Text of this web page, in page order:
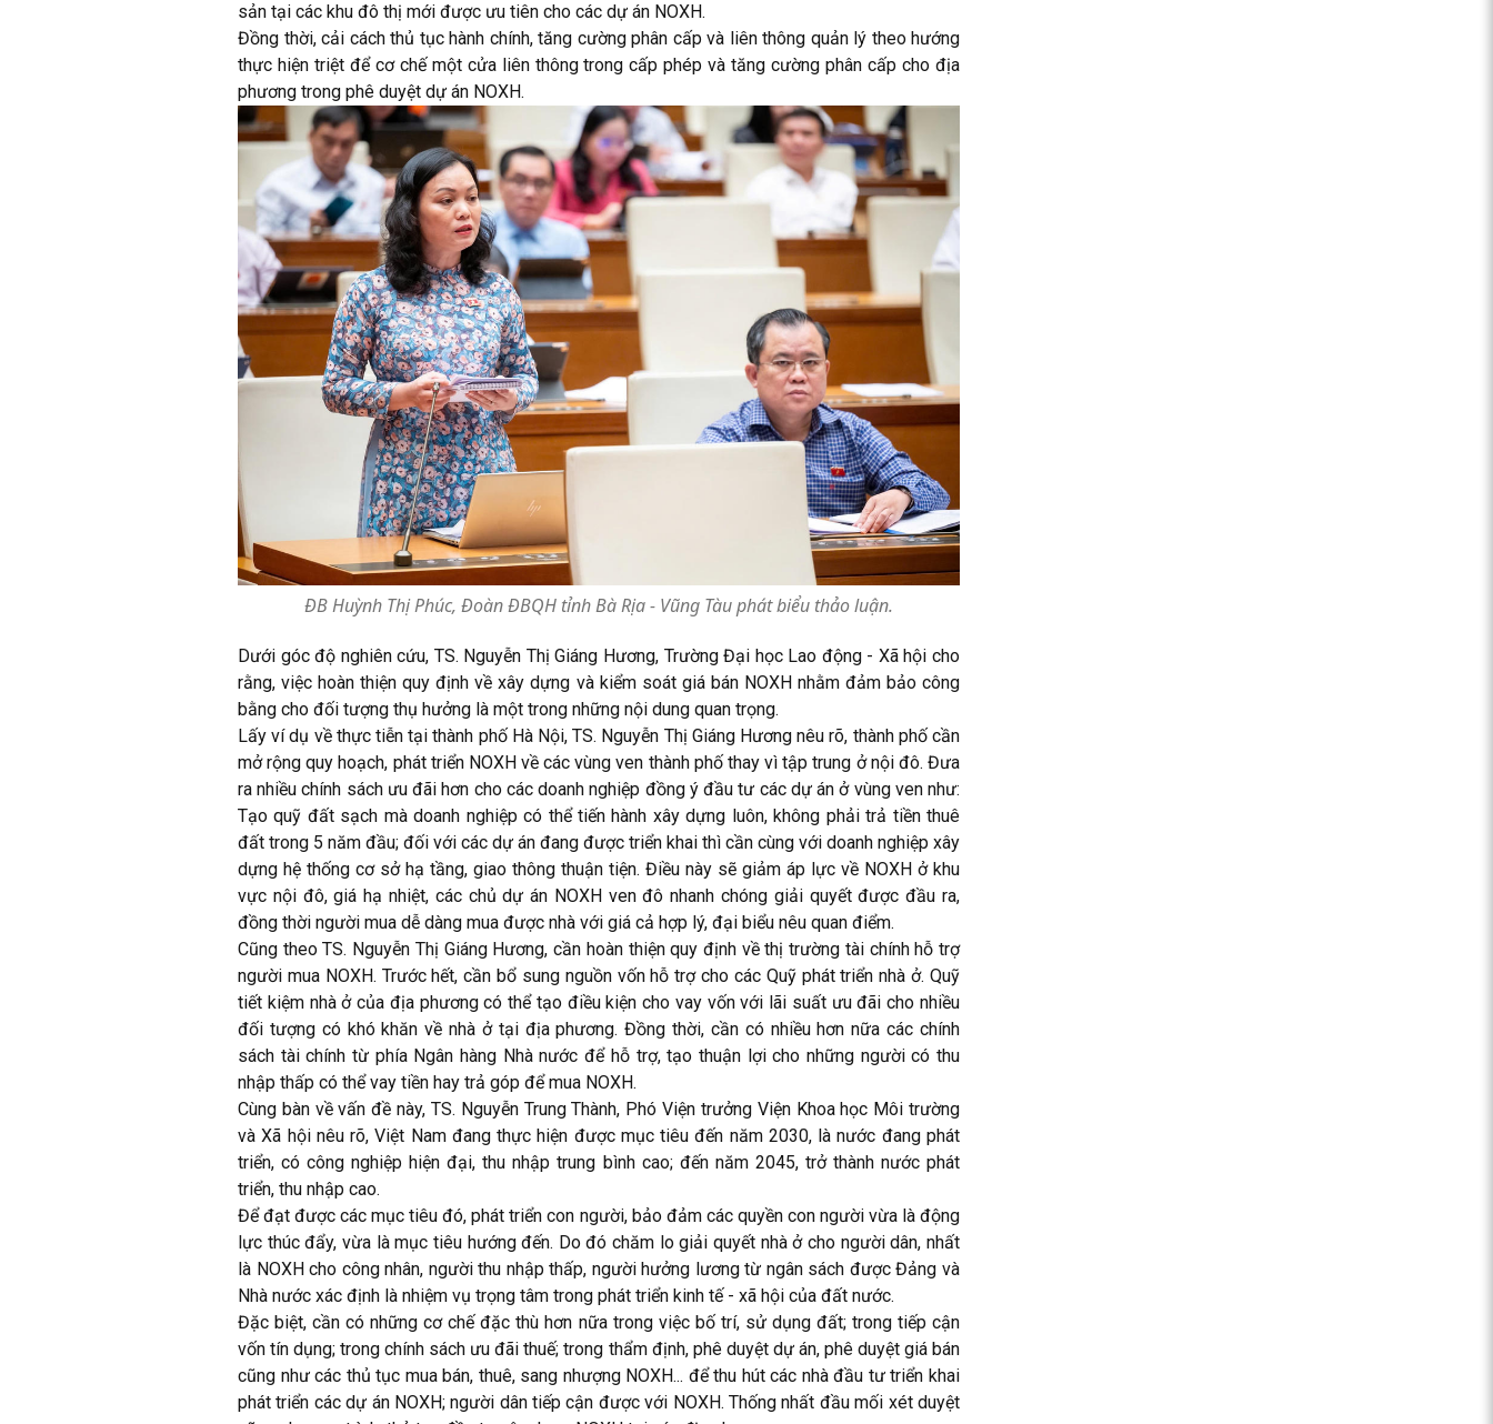
sản tại các khu đô thị mới được ưu tiên cho các dự án NOXH.
Đồng thời, cải cách thủ tục hành chính, tăng cường phân cấp và liên thông quản lý theo hướng
thực hiện triệt để cơ chế một cửa liên thông trong cấp phép và tăng cường phân cấp cho địa
phương trong phê duyệt dự án NOXH.
ĐB Huỳnh Thị Phúc, Đoàn ĐBQH tỉnh Bà Rịa - Vũng Tàu phát biểu thảo luận.
Dưới góc độ nghiên cứu, TS. Nguyễn Thị Giáng Hương, Trường Đại học Lao động - Xã hội cho
rằng, việc hoàn thiện quy định về xây dựng và kiểm soát giá bán NOXH nhằm đảm bảo công
bằng cho đối tượng thụ hưởng là một trong những nội dung quan trọng.
Lấy ví dụ về thực tiễn tại thành phố Hà Nội, TS. Nguyễn Thị Giáng Hương nêu rõ, thành phố cần
mở rộng quy hoạch, phát triển NOXH về các vùng ven thành phố thay vì tập trung ở nội đô. Đưa
ra nhiều chính sách ưu đãi hơn cho các doanh nghiệp đồng ý đầu tư các dự án ở vùng ven như:
Tạo quỹ đất sạch mà doanh nghiệp có thể tiến hành xây dựng luôn, không phải trả tiền thuê
đất trong 5 năm đầu; đối với các dự án đang được triển khai thì cần cùng với doanh nghiệp xây
dựng hệ thống cơ sở hạ tầng, giao thông thuận tiện. Điều này sẽ giảm áp lực về NOXH ở khu
vực nội đô, giá hạ nhiệt, các chủ dự án NOXH ven đô nhanh chóng giải quyết được đầu ra,
đồng thời người mua dễ dàng mua được nhà với giá cả hợp lý, đại biểu nêu quan điểm.
Cũng theo TS. Nguyễn Thị Giáng Hương, cần hoàn thiện quy định về thị trường tài chính hỗ trợ
người mua NOXH. Trước hết, cần bổ sung nguồn vốn hỗ trợ cho các Quỹ phát triển nhà ở. Quỹ
tiết kiệm nhà ở của địa phương có thể tạo điều kiện cho vay vốn với lãi suất ưu đãi cho nhiều
đối tượng có khó khăn về nhà ở tại địa phương. Đồng thời, cần có nhiều hơn nữa các chính
sách tài chính từ phía Ngân hàng Nhà nước để hỗ trợ, tạo thuận lợi cho những người có thu
nhập thấp có thể vay tiền hay trả góp để mua NOXH.
Cùng bàn về vấn đề này, TS. Nguyễn Trung Thành, Phó Viện trưởng Viện Khoa học Môi trường
và Xã hội nêu rõ, Việt Nam đang thực hiện được mục tiêu đến năm 2030, là nước đang phát
triển, có công nghiệp hiện đại, thu nhập trung bình cao; đến năm 2045, trở thành nước phát
triển, thu nhập cao.
Để đạt được các mục tiêu đó, phát triển con người, bảo đảm các quyền con người vừa là động
lực thúc đẩy, vừa là mục tiêu hướng đến. Do đó chăm lo giải quyết nhà ở cho người dân, nhất
là NOXH cho công nhân, người thu nhập thấp, người hưởng lương từ ngân sách được Đảng và
Nhà nước xác định là nhiệm vụ trọng tâm trong phát triển kinh tế - xã hội của đất nước.
Đặc biệt, cần có những cơ chế đặc thù hơn nữa trong việc bố trí, sử dụng đất; trong tiếp cận
vốn tín dụng; trong chính sách ưu đãi thuế; trong thẩm định, phê duyệt dự án, phê duyệt giá bán
cũng như các thủ tục mua bán, thuê, sang nhượng NOXH... để thu hút các nhà đầu tư triển khai
phát triển các dự án NOXH; người dân tiếp cận được với NOXH. Thống nhất đầu mối xét duyệt